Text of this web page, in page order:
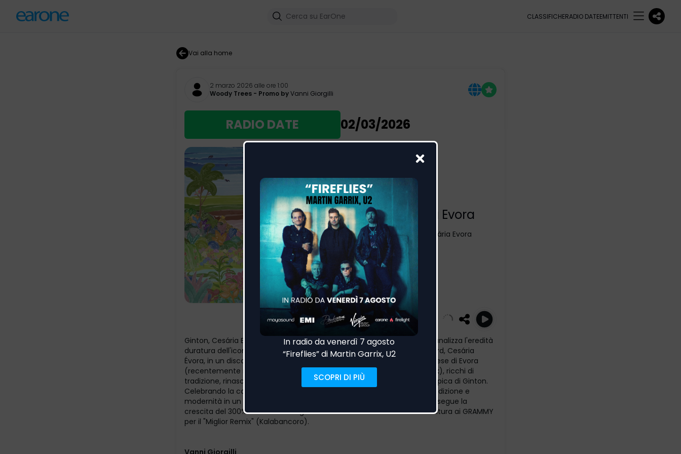
CLASSIFICHERADIO DATEEMITTENTI
Vai alla home
2 marzo 2026 alle ore 1:00
Woody Trees - Promo byVanni Giorgilli
RADIO DATE 02/03/2026
Angola
GINTON, Cesária Evora
Autori Ramon Ginton, Cesária Evora
Etichetta:
Woody Trees
Genere: Dance
Ginton, Cesária Evora-Angola"Angola", dell'artista emergente Ginton, canalizza l'eredità
duratura dell'icona capoverdiana e artista vincitrice di un GRAMMY Award, Cesária
Évora, in un disco che confonde i generi. I testi senza tempo in portoghese di Evora
(recentemente riproposti al pubblico globale con "Yamore" dei Moblack), ricchi di
tradizione, rinascono attraverso la produzione organica e chitarristica tipica di Ginton.
Celebrando la connessione e la continuità culturale, "Angola" unisce tradizione e
modernità in un inno che trasmette benessere. Questa collaborazione segue la
crescita del 300% dello streaming su base annua di Ginton e la candidatura ai GRAMMY
per il "Miglior Remix" (Kalabancoro).
Vanni Giorgilli